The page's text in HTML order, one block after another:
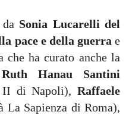
Sonia Lucarelli del
pace e della guerra e
che ha curato anche la
Ruth Hanau Santini
II di Napoli), Raffaele
La Sapienza di Roma),